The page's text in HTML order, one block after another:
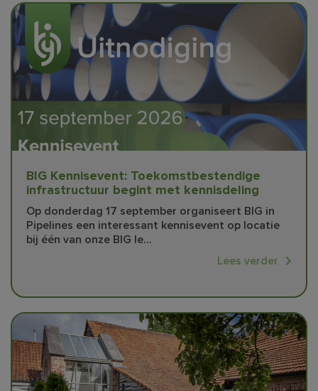
BIG Kennisevent: Toekomstbestendige
infrastructuur begint met kennisdeling
Op donderdag 17 september organiseert BIG in
Pipelines een interessant kennisevent op locatie
bij één van onze BIG le...
Lees verder